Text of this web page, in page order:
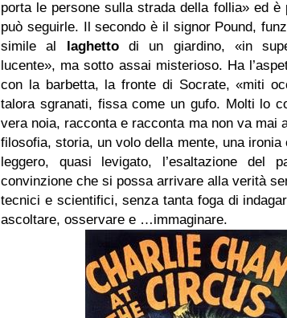
porta le persone sulla strada della follia»ed è
può seguirle. Il secondo è il signor Pound,
simile al laghettodi un giardino,«in
lucente», ma sotto assai misterioso. Ha
con la barbetta, la fronte di Socrate,«miti
talora sgranati, fissa come un gufo. Molti lo
vera noia, racconta e racconta ma non va mai
filosofia, storia, un volo della mente, una ironia
leggero, quasi levigato, l’esaltazione del
convinzione che si possa arrivare alla verità
tecnici e scientifici, senza tanta foga di
ascoltare, osservare e …immaginare.